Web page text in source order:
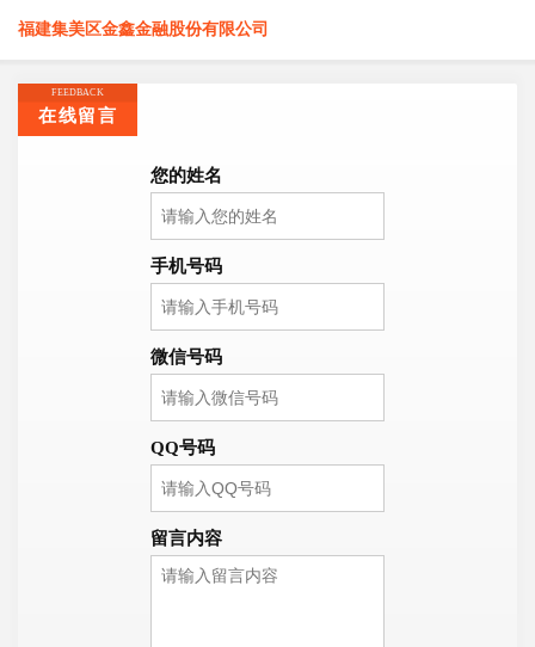
福建集美区金鑫金融股份有限公司
FEEDBACK
在线留言
您的姓名
手机号码
微信号码
QQ号码
留言内容